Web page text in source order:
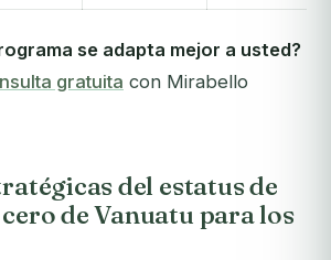
se adapta mejor a usted?
gratuita con Mirabello
del estatus de
de Vanuatu para los